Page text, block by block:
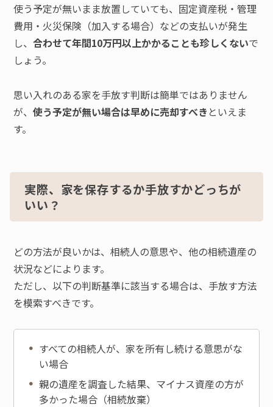
使う予定が無いまま放置していても、固定資産税・管理
費用・火災保険（加入する場合）などの支払いが発生
し、合わせて年間10万円以上かかることも珍しくないで
しょう。
思い入れのある家を手放す判断は簡単ではありません
が、使う予定が無い場合は早めに売却すべき といえま
す。
実際、家を保存するか手放すかどっちが
いい？
どの方法が良いかは、相続人の意思や、他の相続遺産の
状況などによります。
ただし、以下の判断基準に該当する場合は、手放す方法
を模索すべきです。
すべての相続人が、家を所有し続ける意思がな
い場合
親の遺産を調査した結果、マイナス資産の方が
多かった場合（相続放棄）